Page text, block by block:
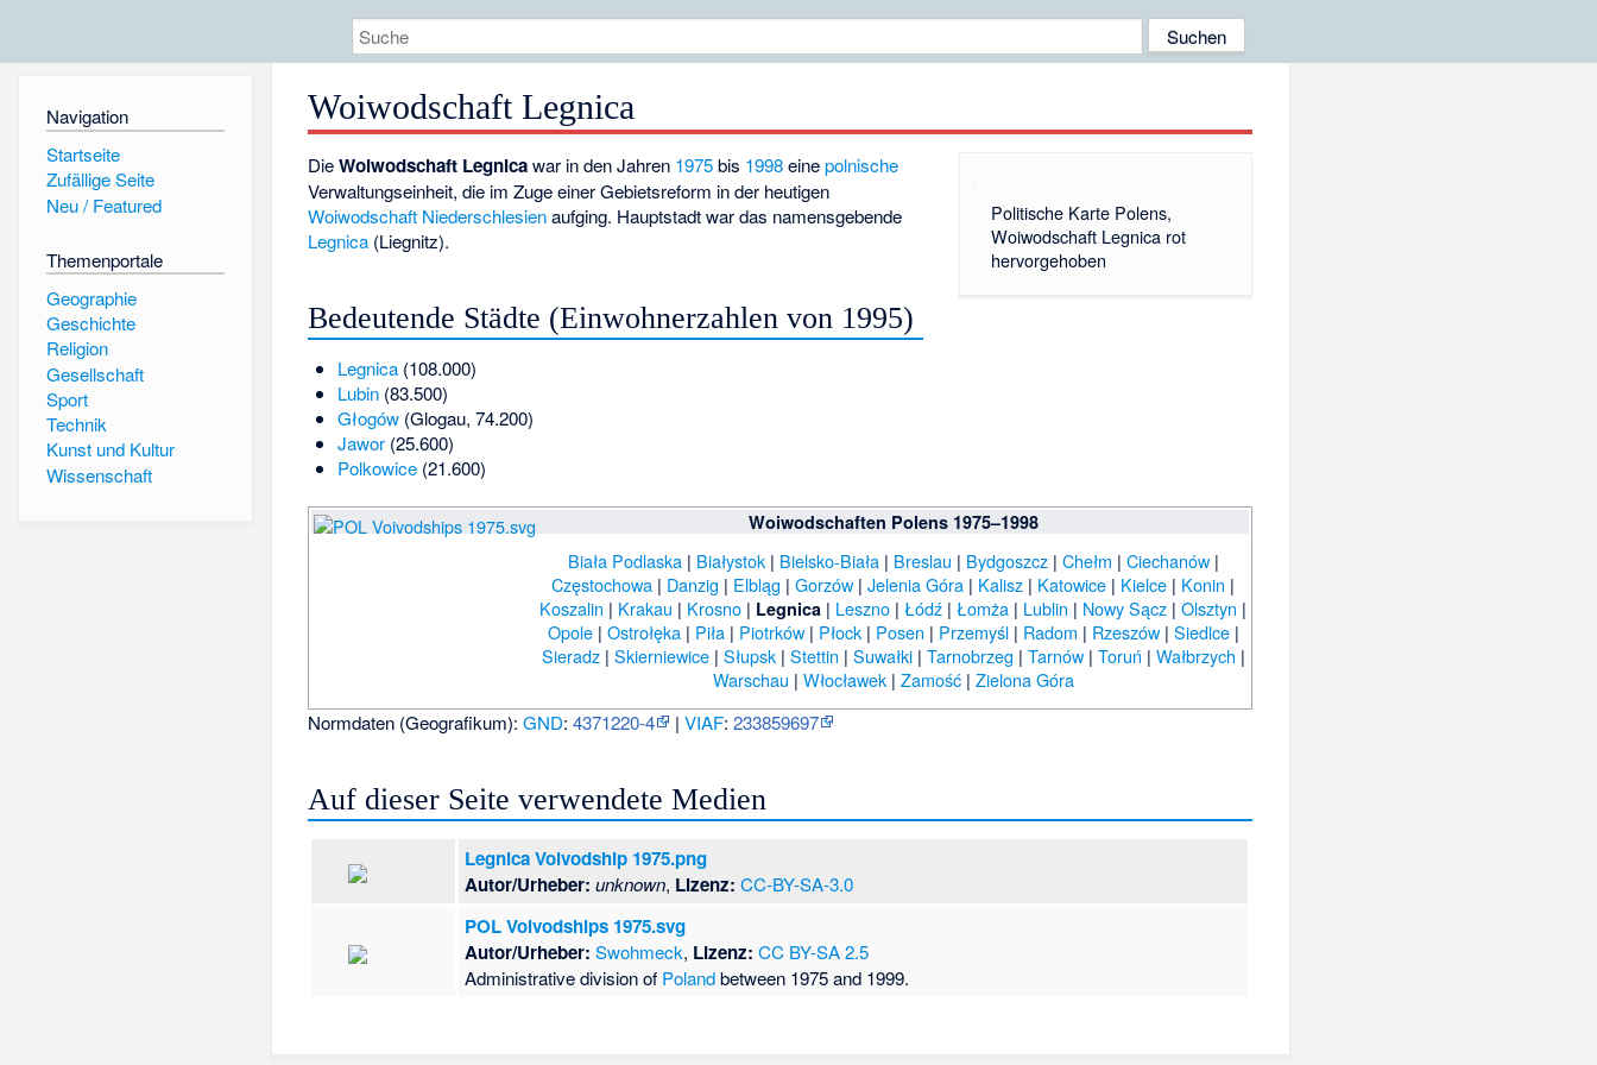
Navigation
Startseite
Zufällige Seite
Neu / Featured
Themenportale
Geographie
Geschichte
Religion
Gesellschaft
Sport
Technik
Kunst und Kultur
Wissenschaft
Woiwodschaft Legnica
Politische Karte Polens,
Woiwodschaft Legnica rot
hervorgehoben
DieWoiwodschaft Legnicawar in den Jahren 1975bis 1998einepolnische
Verwaltungseinheit, die im Zuge einer Gebietsreform in der heutigen
Woiwodschaft Niederschlesienaufging. Hauptstadt war das namensgebende
Legnica (Liegnitz).
Bedeutende Städte (Einwohnerzahlen von 1995)
Legnica(108.000)
Lubin(83.500)
Głogów(Glogau, 74.200)
Jawor(25.600)
Polkowice(21.600)
Woiwodschaften Polens 1975–1998
Biała Podlaska| Białystok| Bielsko-Biała| Breslau | Bydgoszcz| Chełm | Ciechanów|
Częstochowa | Danzig | Elbląg |Gorzów |Jelenia Góra | Kalisz | Katowice | Kielce | Konin |
Koszalin | Krakau | Krosno | Legnica | Leszno |Łódź |Łomża | Lublin | Nowy Sącz |Olsztyn |
Opole| Ostrołęka| Piła| Piotrków| Płock| Posen | Przemyśl| Radom | Rzeszów| Siedlce|
Sieradz| Skierniewice| Słupsk| Stettin | Suwałki| Tarnobrzeg | Tarnów| Toruń | Wałbrzych |
Warschau | Włocławek| Zamość| Zielona Góra
Normdaten (Geografikum):GND:4371220-4 |VIAF:233859697
Auf dieser Seite verwendete Medien
Legnica Voivodship 1975.png
Autor/Urheber: unknown, Lizenz: CC-BY-SA-3.0
POL Voivodships 1975.svg
Autor/Urheber: Swohmeck, Lizenz: CC BY-SA 2.5
Administrative division of Polandbetween 1975 and 1999.